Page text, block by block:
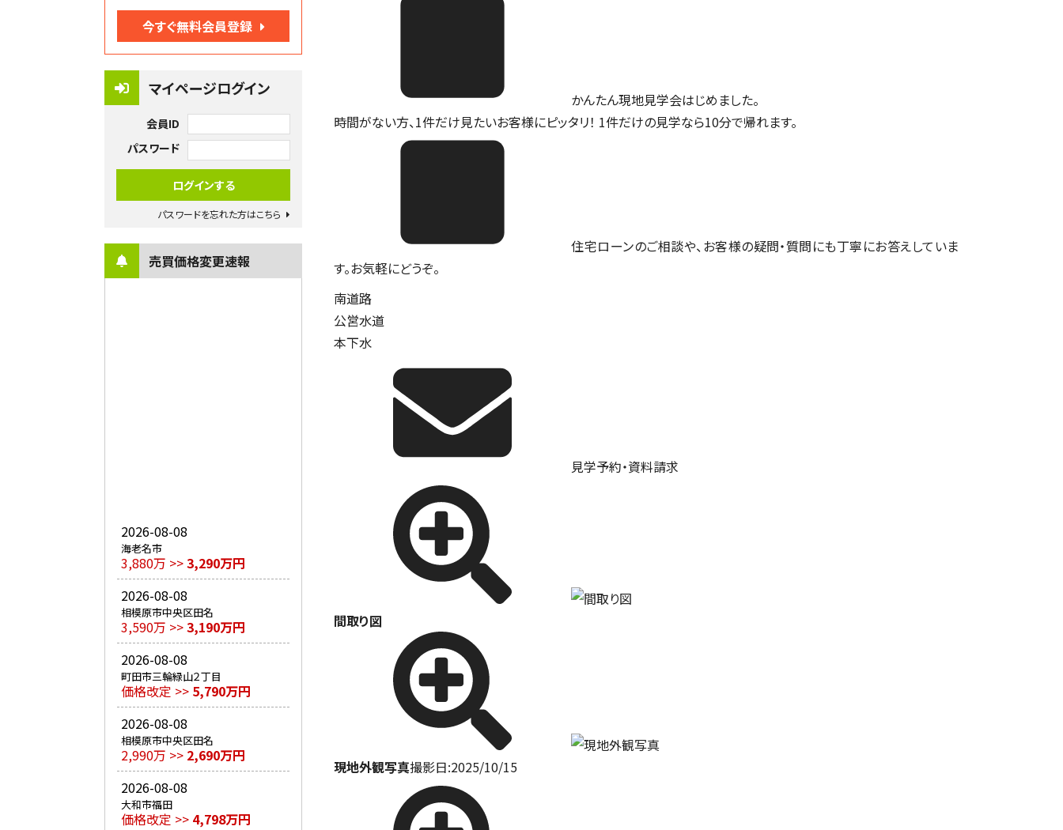
今すぐ無料会員登録
マイページログイン
会員ID
パスワード
パスワードを忘れた方はこちら
売買価格変更速報
2026-08-08
海老名市
3,880万 >>3,290万円
2026-08-08
相模原市中央区田名
3,590万 >>3,190万円
2026-08-08
町田市三輪緑山２丁目
価格改定 >> 5,790万円
2026-08-08
相模原市中央区田名
2,990万 >> 2,690万円
2026-08-08
大和市福田
価格改定 >> 4,798万円
かんたん現地見学会はじめました。
時間がない方、1件だけ見たいお客様にピッタリ！ 1件だけの見学なら10分で帰れます。
住宅ローンのご相談や、お客様の疑問・質問にも丁寧にお答えしていま
す。お気軽にどうぞ。
南道路
公営水道
本下水
見学予約・資料請求
間取り図
現地外観写真撮影日:2025/10/15